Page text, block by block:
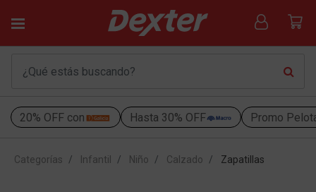
20% OFF con Hasta 30% OFF Promo
Categorías Infantil Niño Calzado Zapatillas